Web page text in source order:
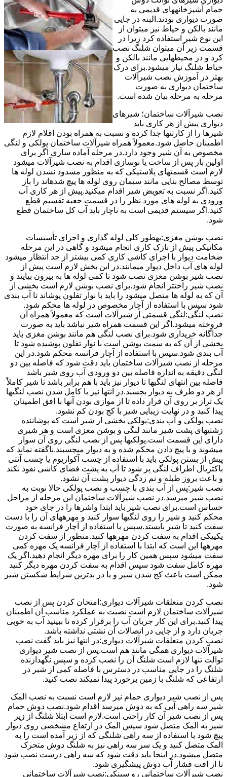
حمام آشپزخانههای قدیمی به
صورت دیواری بودند.البته در جایی
مانند بالکن و حیاط نیز میتوان از
این نوع شیر استفاده کرد زیرا در
قسمت زیر آن میتوان شلنگ نصب
کرد و در محیطهایی مانند بالکن و
حیاط شلنگ نیاز میشود.برای درک
بهتر در آموزش نصب شیرآلات
ساختمان دیواری به صورت
مرحله به مرحله بیان شده است.
نصب شیرآلات ساختمان؛ شیرهای
دیواری پیش از هر کاری باید
شیرها را از کارتنها جدا کرده و نسبت به همراه بودن اقلام لازم
اطمینان حاصل شود.معمولاً همراه شیرآلات ساختمان پولکی و لنگی
مخصوص به آن شیر وجود دارد.در مرحله آماده سازی اگر برای
اولین بار پس از ساخت یا نوسازی اقدام به نصب شیرآلات میشود
لازم است قسمتهای پلاستیکی که به منظور مسدود نشدن لوله ها
توسط مصالح بنایی مانند سیمان روی لوله ها پیچ شدهاند را باز
کنید.اگر نسبت به تعویض شیر اقدام میکنید.پیش از هر کاری آب
ورودی به لوله های مورد نظر را در قسمت جعبه تقسیم قطع
کنید.اگر سیستم قدیمی است به ناچار باید آب کل ساختمان قطع
شود.
نصب بوشن مغزی:بهطور کلی لوله گذاری و اجرای تأسیسات
مکانیکی پیش از نازک کاری انجام میشود و گاهی در این مرحله
ضخامت دیوار با اجرای کاشی کاری کمی بیشتر از حد انتظار میشود
لوله های آب داخل دیوار میمانند.در این بخش لازم است پیش از
نصب شیر بوشن مغزی نصب شود تا کمی لوله ها به بیرون بیایند و
نصب شیر راحتتر انجام شود.برای نصب بوشن لازم است بخشی از
آن که به لوله ها متصل میشود را باید با نوار تفلون پوشاند تا آب بندی
شود سپس با استفاده از آچار مخصوص در لوله ها محکم شود.
نصب لنگی:لنگی قسمتی از شیرآلات است که معمولاً همراه آن
فروخته میشود.اگر این قسمت همراه شیر نباشد باید به صورت
جداگانه خریداری شود.برای نصب لنگی هم مانند بوشن مغزی باید
بخشی از آن که به سمت بوشن است با نوار تفلون پوشیده شود تا
آب بندی شود.سپس با استفاده از آچار فرانسه محکم شود.در این
مرحله از نصب شیرآلات ساختمان باید دقت شود که فاصله بین دو
لنگی دقیقه به اندازه فاصله بین دو ورودی آب روی شیر باشد
فاصله بین انتهای لنگیها تا دیوار نیز باید با هم برابر باشد تا شیر کاملاً
از هر دو طرف به دیوار بچسبد.در انتها نیز با کامل شدن نصب لنگیها
یک تراز بر روی آن قرار داده تا از موازی بودن آنها با افق اطمینان
پیدا کنید و در نهایت زیبایی شیر با کج بودن کم نشود.
نصب پولکی و آب بندی:پولکی بخشی از شیر است که پوشاننده
زشتیهای پشت شیر مانند لنگی و بوشن مغزی است و هر شیری
دارای این قسمت است.پولکیها پس از نصب لنگی روی آن سوار
میشوند و با پیچ دادن محکم شده و به دیوار میچسبند.ناگفته نماند که
پیش از بستن پولکی باید با استفاده از چسب آکواریوم یا چسب آنتی
باکتریال اطراف لنگی پر شود تا آب به پشت فضای کاشی نفوذ نکند
و باعث بروز طبله و نم زدگی دیوار پشت آن نشود.
نصب شیر:پس از آب بندی با چسب و نصب پولکی حالا نوبت به
نصب شیر میرسد.در نصب شیرآلات ساختمان این مرحله از مراحل
حساس است.برای نصب شیر باید ابتدا واشرها را در جای خود
محکم کنید و شیر را روی لنگیها سوار کنید و مهرههای آن را با دست
سفت کنید تا شیر بایستد.سپس با استفاده از آچار فرانسه به صورت
یکییکی اقدام به سفت کردن مهرهها کنید.منظور از سفت کردن
مهرهها این است که ابتدا با استفاده از آچار فرانسه یک مهره کمی
سفت میشود سپس همین کار را برای مهره دیگر انجام دهید.اگر یک
مهره کامل سفت شود سپس اقدام به سفت کردن مهره دیگر کنید
ممکن است باعث کج شدن شیر و یا در بدترین شرایط شکستن شیر
شود.
نصب کردن متعلقات شیرآلات دیواری:امتحان کردن پس از نصب
شیرآلات ساختمان لازم است نصبت به عملکرد مناسب آن اطمینان
پیدا کنید.برای این کار جریان آب را برقرار کرده تا ببینید آب به خوبی
جریان دارد و از جایی در اتصالات آن نشتی نداشته باشد.
نصب کردن متعلقات شیرآلات دیواری:در انتها نیز باید گفت نصب
شیرآلات دیواری همگی مانند هم است.پس از نصب شیر دیواری
توالت تنها لازم است شلنگ آن را نصب کرده و سپس نگهدارنده
شلنگ را در جایی مناسب در دسترس با فاصله کمی از شیر در
ارتفاعی که شلنگ با زمین برخورد پیدا نمیکند نصب کنید.
پس از نصب شیر دیواری حمام نیز لازم است نسبت به نصب المک
شیر سه راهی آبی که به دوش میرسد اقدام شود.نصب دوش حمام
پس از نصب شیر آن کار راحتی است.لازم است ابتلا شلنگ از زیر
شیر به المک متصل شود سپس المک در ارتفاع مشخصی روی دیوار
پیچ شود با استفاده از سه راهی شلنگی که از زیر آمده است را به
المک متصل کنید و یک سر سه راهی نیز به شلنگ دوش متحرک
متصل میشود.در اینجا باید دقت شود که سه راهی درست نصب شود
تا از افت فشار آب دوش پیشگیری شود.
نصب شیرآلات ساختمانی رو سینکی:نصب شیرآلات ساختمانی